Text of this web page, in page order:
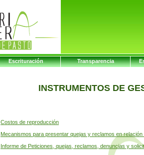
Escrituración Transparencia
INSTRUMENTOS DE
Costos de reproducción
Mecanismos para presentar quejas y reclamos en
Informe de Peticiones, quejas, reclamos, denuncias y